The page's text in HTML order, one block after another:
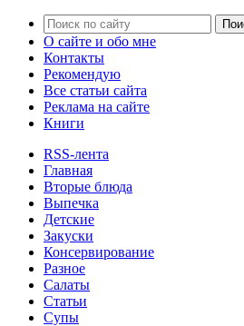
О сайте и обо мне
Контакты
Рекомендую
Все статьи сайта
Реклама на сайте
Книги
RSS-лента
Главная
Вторые блюда
Выпечка
Детские
Закуски
Консервирование
Разное
Салаты
Статьи
Супы